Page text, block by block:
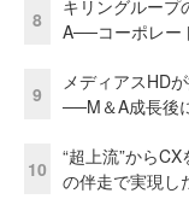
8
キリングループ
A──コーポレー
9
メディアスHD
──M＆A成長後
10
“超上流”から
の伴走で実現し